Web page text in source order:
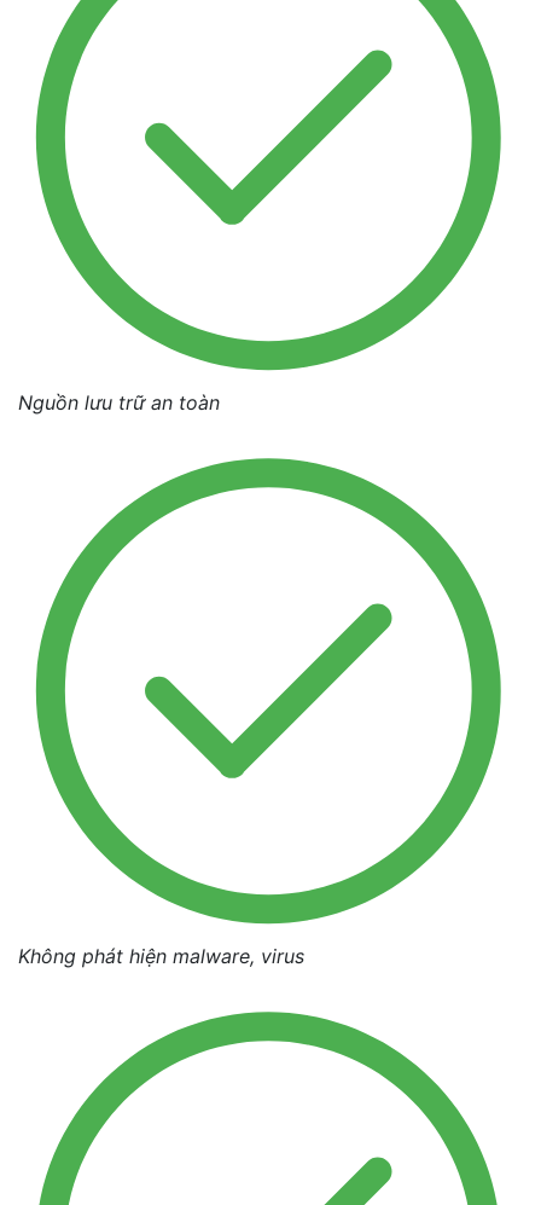
Nguồn lưu trữ an toàn
Không phát hiện malware, virus